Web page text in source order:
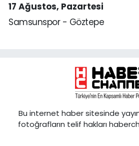
17 Ağustos, Pazartesi
Samsunspor - Göztepe
Bu internet haber sitesinde
fotoğrafların telif hakları